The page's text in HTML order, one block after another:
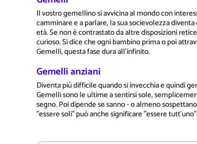
Il vostro gemellino si avvicina al mondo con
camminare e a parlare, la sua socievolezza
età. Se non è contrastato da altre disposizioni
curioso. Si dice che ogni bambino prima o poi
Gemelli, questa fase dura all'infinito.
Gemelli anziani
Diventa più difficile quando si invecchia e quindi
Gemelli sono le ultime a sentirsi sole,
segno. Poi dipende se sanno - o almeno
"essere soli" può anche significare "essere